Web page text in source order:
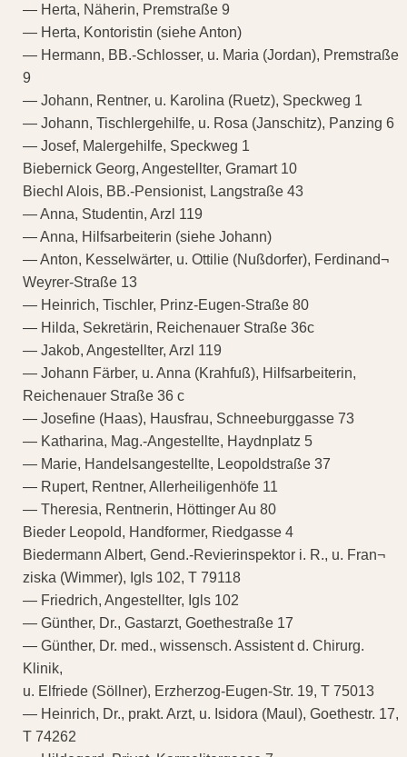
— Herta, Näherin, Premstraße 9
— Herta, Kontoristin (siehe Anton)
— Hermann, BB.-Schlosser, u. Maria (Jordan), Premstraße
9
— Johann, Rentner, u. Karolina (Ruetz), Speckweg 1
— Johann, Tischlergehilfe, u. Rosa (Janschitz), Panzing 6
— Josef, Malergehilfe, Speckweg 1
Biebernick Georg, Angestellter, Gramart 10
Biechl Alois, BB.-Pensionist, Langstraße 43
— Anna, Studentin, Arzl 119
— Anna, Hilfsarbeiterin (siehe Johann)
— Anton, Kesselwärter, u. Ottilie (Nußdorfer), Ferdinand¬
Weyrer-Straße 13
— Heinrich, Tischler, Prinz-Eugen-Straße 80
— Hilda, Sekretärin, Reichenauer Straße 36c
— Jakob, Angestellter, Arzl 119
— Johann Färber, u. Anna (Krahfuß), Hilfsarbeiterin,
Reichenauer Straße 36 c
— Josefine (Haas), Hausfrau, Schneeburggasse 73
— Katharina, Mag.-Angestellte, Haydnplatz 5
— Marie, Handelsangestellte, Leopoldstraße 37
— Rupert, Rentner, Allerheiligenhöfe 11
— Theresia, Rentnerin, Höttinger Au 80
Bieder Leopold, Handformer, Riedgasse 4
Biedermann Albert, Gend.-Revierinspektor i. R., u. Fran¬
ziska (Wimmer), Igls 102, T 79118
— Friedrich, Angestellter, Igls 102
— Günther, Dr., Gastarzt, Goethestraße 17
— Günther, Dr. med., wissensch. Assistent d. Chirurg.
Klinik,
u. Elfriede (Söllner), Erzherzog-Eugen-Str. 19, T 75013
— Heinrich, Dr., prakt. Arzt, u. Isidora (Maul), Goethestr. 17,
T 74262